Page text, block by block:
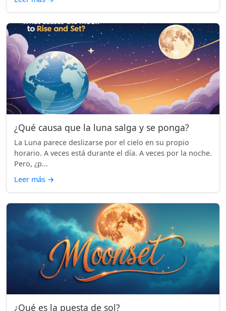
¿Qué causa que la luna salga y se ponga?
La Luna parece deslizarse por el cielo en su propio
horario. A veces está durante el día. A veces por la noche.
Pero, ¿p...
Leer más →
¿Qué es la puesta de sol?